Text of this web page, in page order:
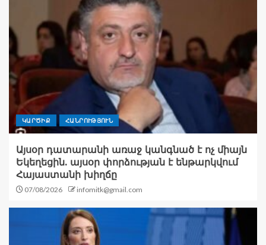
ԿԱՐԾԻՔ ՀԱՆՐՈՒԹՅՈՒՆ
Այսօր դատարանի առաջ կանգնած է ոչ միայն
Եկեղեցին. այսօր փորձության է ենթարկվում
Հայաստանի խիղճը
07/08/2026 infomitk@gmail.com